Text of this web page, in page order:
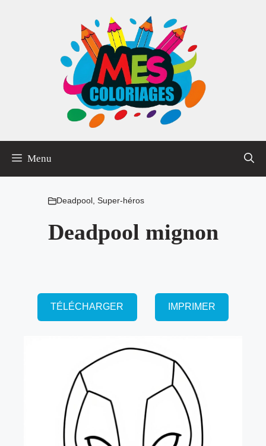
Menu
Deadpool, Super-héros
Deadpool mignon
TÉLÉCHARGER IMPRIMER